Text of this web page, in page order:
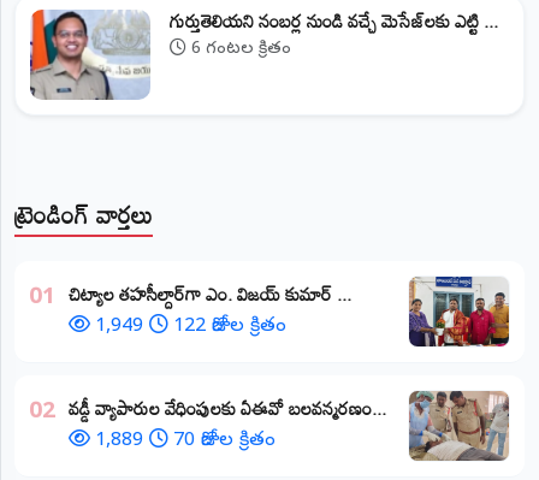
ట్రెండింగ్ వార్తలు
01 ​చిట్యాల తహసీల్దార్‌గా ఎం. విజయ్ కుమార్ ...
1,949 122 రోజుల క్రితం
02 వడ్డీ వ్యాపారుల వేధింపులకు ఏఈవో బలవన్మరణం...
1,889 70 రోజుల క్రితం
గుర్తుతెలియని నంబర్ల నుండి వచ్చే మెసేజ్‌లకు ఎట్టి ...
6 గంటల క్రితం